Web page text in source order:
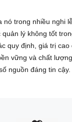
trong nhiều nghi
lý không tốt
quy định, giá trị
vững và chất
nguồn đáng tin cậy.